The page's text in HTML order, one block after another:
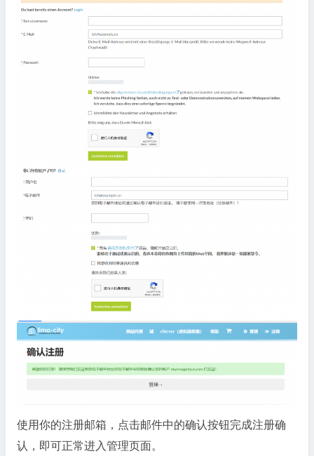
使用你的注册邮箱，点击邮件中的确认按钮完成注册确
认，即可正常进入管理页面。